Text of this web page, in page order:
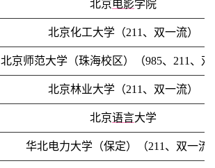
北京电影学院
北京化工大学（211、双一流）
北京师范大学（珠海校区）（985、211、
北京林业大学（211、双一流）
北京语言大学
华北电力大学（保定）（211、双一流